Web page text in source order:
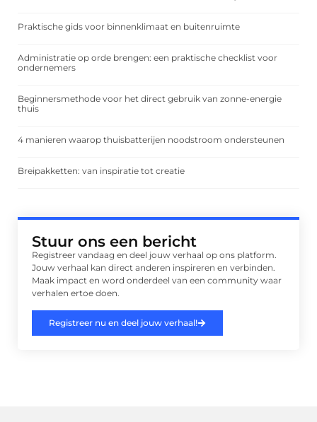
Praktische gids voor binnenklimaat en buitenruimte
Administratie op orde brengen: een praktische checklist voor
ondernemers
Beginnersmethode voor het direct gebruik van zonne-energie
thuis
4 manieren waarop thuisbatterijen noodstroom ondersteunen
Breipakketten: van inspiratie tot creatie
Stuur ons een bericht
Registreer vandaag en deel jouw verhaal op ons platform.
Jouw verhaal kan direct anderen inspireren en verbinden.
Maak impact en word onderdeel van een community waar
verhalen ertoe doen.
Registreer nu en deel jouw verhaal!